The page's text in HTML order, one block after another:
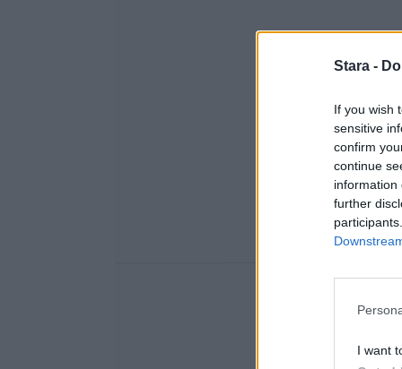
Stara -
If you wish
sensitive
confirm
continue
information
further
I want